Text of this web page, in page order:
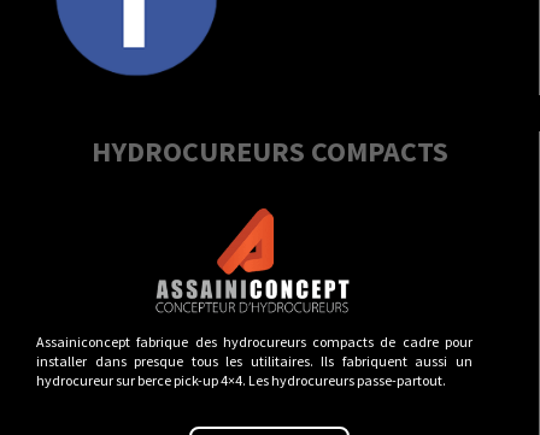
HYDROCUREURS COMPACTS
Assainiconcept fabrique des hydrocureurs compacts de cadre pour
installer dans presque tous les utilitaires. Ils fabriquent aussi un
hydrocureur sur berce pick-up 4×4. Les hydrocureurs passe-partout.